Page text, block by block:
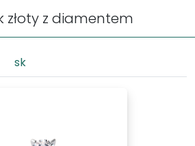
złoty z diamentem
sk